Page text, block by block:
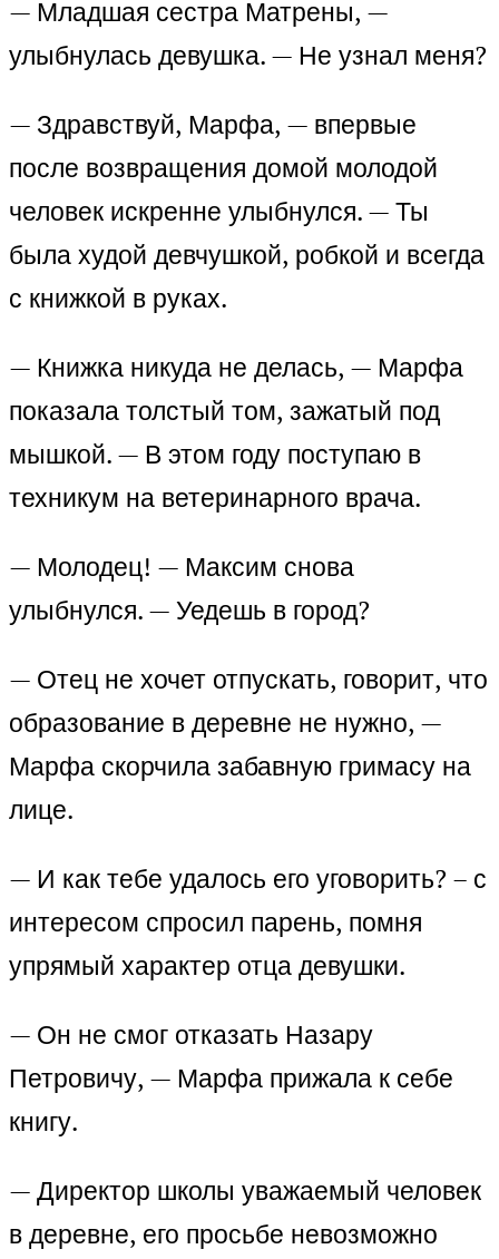
— Младшая сестра Матрены, —
улыбнулась девушка. — Не узнал меня?
— Здравствуй, Марфа, — впервые
после возвращения домой молодой
человек искренне улыбнулся. — Ты
была худой девчушкой, робкой и всегда
с книжкой в руках.
— Книжка никуда не делась, — Марфа
показала толстый том, зажатый под
мышкой. — В этом году поступаю в
техникум на ветеринарного врача.
— Молодец! — Максим снова
улыбнулся. — Уедешь в город?
— Отец не хочет отпускать, говорит, что
образование в деревне не нужно, —
Марфа скорчила забавную гримасу на
лице.
— И как тебе удалось его уговорить? – с
интересом спросил парень, помня
упрямый характер отца девушки.
— Он не смог отказать Назару
Петровичу, — Марфа прижала к себе
книгу.
— Директор школы уважаемый человек
в деревне, его просьбе невозможно